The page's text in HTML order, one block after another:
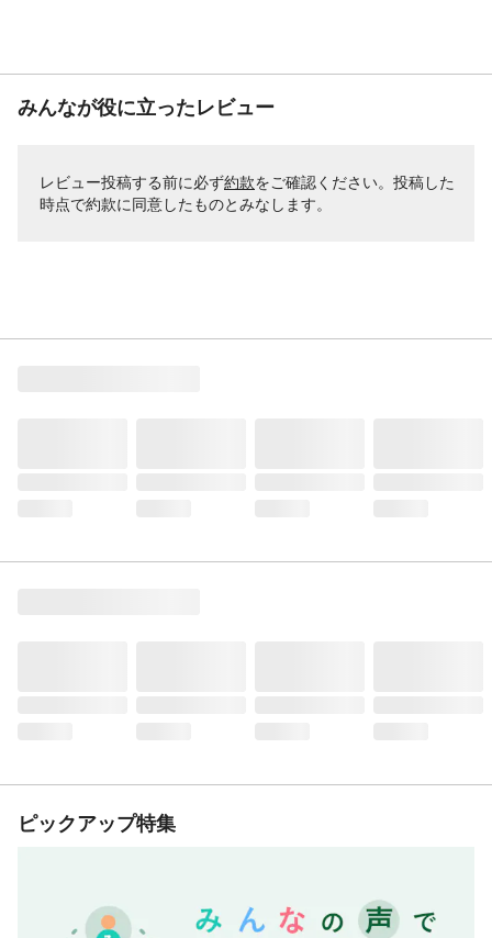
みんなが役に立ったレビュー
レビュー投稿する前に必ず約款をご確認ください。投稿した
時点で約款に同意したものとみなします。
ピックアップ特集